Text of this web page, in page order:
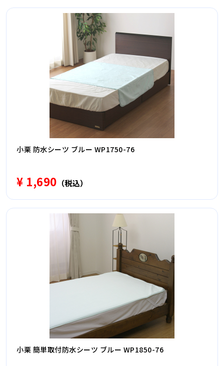
小栗 防水シーツ ブルー WP1750-76
¥ 1,690 （税込）
小栗 簡単取付防水シーツ ブルー WP1850-76